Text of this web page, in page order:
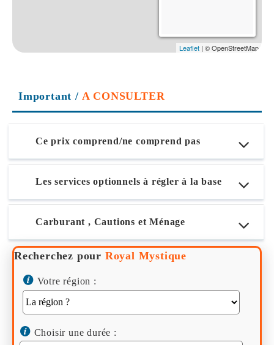
Important / A CONSULTER
Ce prix comprend/ne comprend pas
Les services optionnels à régler à la base
Carburant , Cautions et Ménage
Recherchez pour Royal Mystique
Votre région :
Choisir une durée :